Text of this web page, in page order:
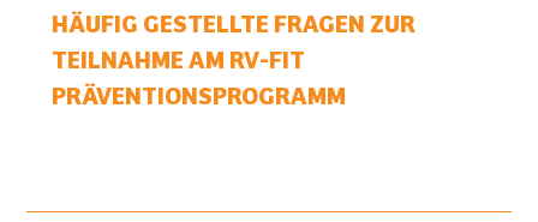
HÄUFIG GESTELLTE FRAGEN ZUR
TEILNAHME AM RV-FIT
PRÄVENTIONSPROGRAMM